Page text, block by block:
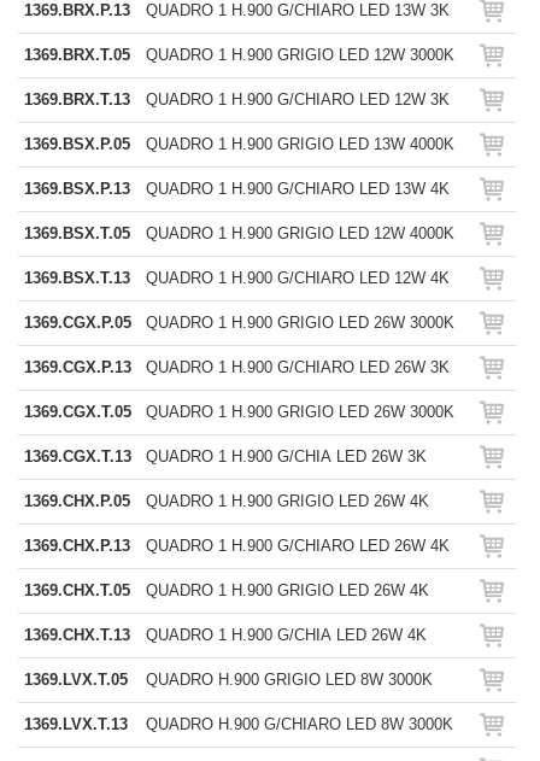
1369.BRX.P.13 QUADRO 1 H.900 G/CHIARO LED 13W 3K
1369.BRX.T.05 QUADRO 1 H.900 GRIGIO LED 12W 3000K
1369.BRX.T.13 QUADRO 1 H.900 G/CHIARO LED 12W 3K
1369.BSX.P.05 QUADRO 1 H.900 GRIGIO LED 13W 4000K
1369.BSX.P.13 QUADRO 1 H.900 G/CHIARO LED 13W 4K
1369.BSX.T.05 QUADRO 1 H.900 GRIGIO LED 12W 4000K
1369.BSX.T.13 QUADRO 1 H.900 G/CHIARO LED 12W 4K
1369.CGX.P.05 QUADRO 1 H.900 GRIGIO LED 26W 3000K
1369.CGX.P.13 QUADRO 1 H.900 G/CHIARO LED 26W 3K
1369.CGX.T.05 QUADRO 1 H.900 GRIGIO LED 26W 3000K
1369.CGX.T.13 QUADRO 1 H.900 G/CHIA LED 26W 3K
1369.CHX.P.05 QUADRO 1 H.900 GRIGIO LED 26W 4K
1369.CHX.P.13 QUADRO 1 H.900 G/CHIARO LED 26W 4K
1369.CHX.T.05 QUADRO 1 H.900 GRIGIO LED 26W 4K
1369.CHX.T.13 QUADRO 1 H.900 G/CHIA LED 26W 4K
1369.LVX.T.05 QUADRO H.900 GRIGIO LED 8W 3000K
1369.LVX.T.13 QUADRO H.900 G/CHIARO LED 8W 3000K